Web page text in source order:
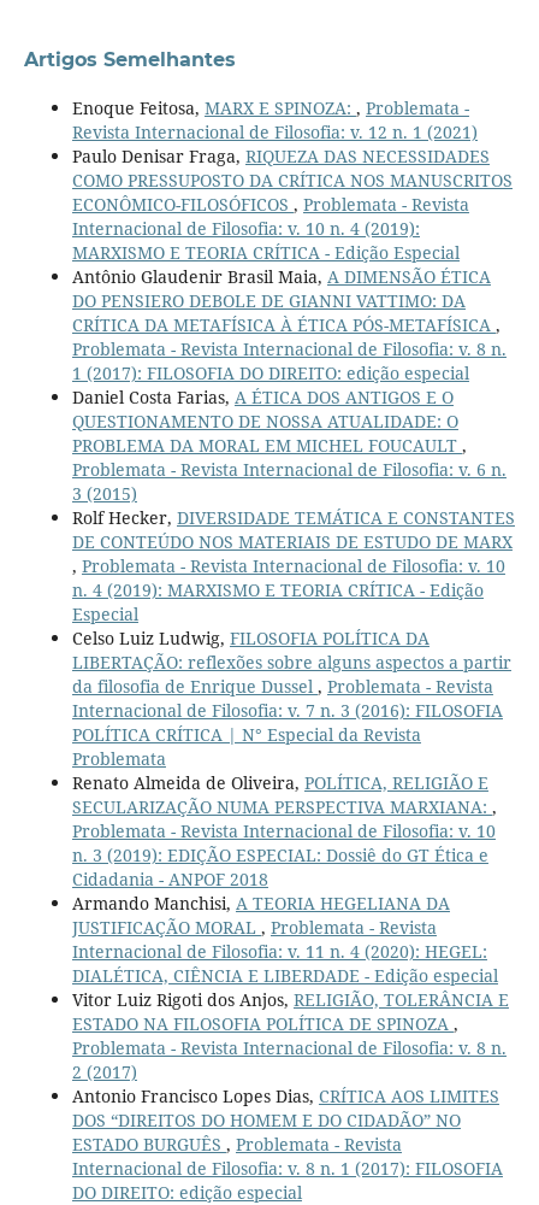
Artigos Semelhantes
Enoque Feitosa, MARX E SPINOZA: , Problemata -
Revista Internacional de Filosofia: v. 12 n. 1 (2021)
Paulo Denisar Fraga, RIQUEZA DAS NECESSIDADES
COMO PRESSUPOSTO DA CRÍTICA NOS MANUSCRITOS
ECONÔMICO-FILOSÓFICOS , Problemata - Revista
Internacional de Filosofia: v. 10 n. 4 (2019):
MARXISMO E TEORIA CRÍTICA - Edição Especial
Antônio Glaudenir Brasil Maia, A DIMENSÃO ÉTICA
DO PENSIERO DEBOLE DE GIANNI VATTIMO: DA
CRÍTICA DA METAFÍSICA À ÉTICA PÓS-METAFÍSICA ,
Problemata - Revista Internacional de Filosofia: v. 8 n.
1 (2017): FILOSOFIA DO DIREITO: edição especial
Daniel Costa Farias, A ÉTICA DOS ANTIGOS E O
QUESTIONAMENTO DE NOSSA ATUALIDADE: O
PROBLEMA DA MORAL EM MICHEL FOUCAULT ,
Problemata - Revista Internacional de Filosofia: v. 6 n.
3 (2015)
Rolf Hecker, DIVERSIDADE TEMÁTICA E CONSTANTES
DE CONTEÚDO NOS MATERIAIS DE ESTUDO DE MARX
, Problemata - Revista Internacional de Filosofia: v. 10
n. 4 (2019): MARXISMO E TEORIA CRÍTICA - Edição
Especial
Celso Luiz Ludwig, FILOSOFIA POLÍTICA DA
LIBERTAÇÃO: reflexões sobre alguns aspectos a partir
da filosofia de Enrique Dussel , Problemata - Revista
Internacional de Filosofia: v. 7 n. 3 (2016): FILOSOFIA
POLÍTICA CRÍTICA | N° Especial da Revista
Problemata
Renato Almeida de Oliveira, POLÍTICA, RELIGIÃO E
SECULARIZAÇÃO NUMA PERSPECTIVA MARXIANA: ,
Problemata - Revista Internacional de Filosofia: v. 10
n. 3 (2019): EDIÇÃO ESPECIAL: Dossiê do GT Ética e
Cidadania - ANPOF 2018
Armando Manchisi, A TEORIA HEGELIANA DA
JUSTIFICAÇÃO MORAL , Problemata - Revista
Internacional de Filosofia: v. 11 n. 4 (2020): HEGEL:
DIALÉTICA, CIÊNCIA E LIBERDADE - Edição especial
Vitor Luiz Rigoti dos Anjos, RELIGIÃO, TOLERÂNCIA E
ESTADO NA FILOSOFIA POLÍTICA DE SPINOZA ,
Problemata - Revista Internacional de Filosofia: v. 8 n.
2 (2017)
Antonio Francisco Lopes Dias, CRÍTICA AOS LIMITES
DOS “DIREITOS DO HOMEM E DO CIDADÃO” NO
ESTADO BURGUÊS , Problemata - Revista
Internacional de Filosofia: v. 8 n. 1 (2017): FILOSOFIA
DO DIREITO: edição especial